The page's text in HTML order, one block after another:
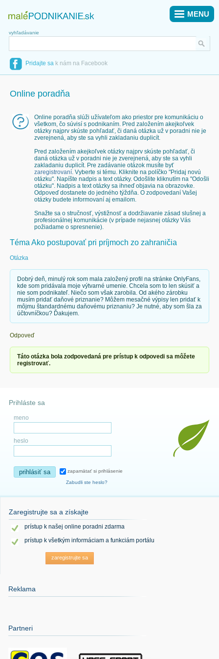
vyhľadávanie
Pridajte sa k nám na Facebook
MENU
Online poradňa
Online poradňa slúži užívateľom ako priestor pre komunikáciu o
všetkom, čo súvisí s podnikaním. Pred založením akejkoľvek
otázky najprv skúste pohľadať, či daná otázka už v poradni nie je
zverejnená, aby ste sa vyhli zakladaniu duplicít.
Pred založením akejkoľvek otázky najprv skúste pohľadať, či
daná otázka už v poradni nie je zverejnená, aby ste sa vyhli
zakladaniu duplicít. Pre zadávanie otázok musíte byť
zaregistrovaní. Vyberte si tému. Kliknite na políčko "Pridaj novú
otázku". Napíšte nadpis a text otázky. Odošlite kliknutím na "Odošli
otázku". Nadpis a text otázky sa ihneď objavia na obrazovke.
Odpoveď dostanete do jedného týždňa. O zodpovedaní Vašej
otázky budete informovaní aj emailom.
Snažte sa o stručnosť, výstižnosť a dodržiavanie zásad slušnej a
profesionálnej komunikácie (v prípade nejasnej otázky Vás
požiadame o spresnenie).
Téma Ako postupovať pri príjmoch zo zahraničia
Otázka
Dobrý deň, minulý rok som mala založený profil na stránke OnlyFans,
kde som pridávala moje výtvarné umenie. Chcela som to len skúsiť a
nie som podnikateľ. Niečo som však zarobila. Od akého zárobku
musím pridať daňové priznanie? Môžem mesačné výpisy len pridať k
môjmu štandardnému daňovému priznaniu? Je nutné, aby som šla za
účtovníčkou? Ďakujem.
Odpoveď
Táto otázka bola zodpovedaná pre prístup k odpovedi sa môžete
registrovať.
Prihláste sa
meno
heslo
prihlásiť sa zapamätať si prihlásenie
Zabudli ste heslo?
Zaregistrujte sa a získajte
prístup k našej online poradni zdarma
prístup k všetkým informáciam a funkciám portálu
zaregistrujte sa
Reklama
Partneri